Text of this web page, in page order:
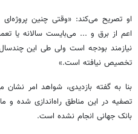
او تصریح می‌کند: «وقتی چنین پروژه‌ای
اعم از برق و ... می‌بایست سالانه یا
نیازمند بودجه است ولی طی این
تخصیص نیافته است.»
تصفیه در این مناطق راه‌اندازی شده و
بانک جهانی انجام نشده است.